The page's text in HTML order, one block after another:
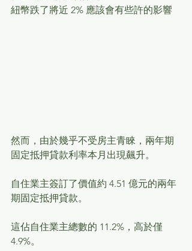
紐幣跌了將近 2% 應該會有些許的影響
然而，由於幾乎不受房主青睞，兩年期
固定抵押貸款利率本月出現飆升。
自住業主簽訂了價值約 4.51 億元的兩年
期固定抵押貸款。
這佔自住業主總數的 11.2%，高於僅
4.9%。